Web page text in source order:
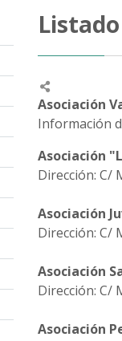
Asociación
Información
Asociación
Dirección: C/
Asociación
Dirección: C/
Asociación
Dirección: C/
Asociación